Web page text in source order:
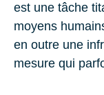
est une tâche
moyens
en outre une
mesure qui